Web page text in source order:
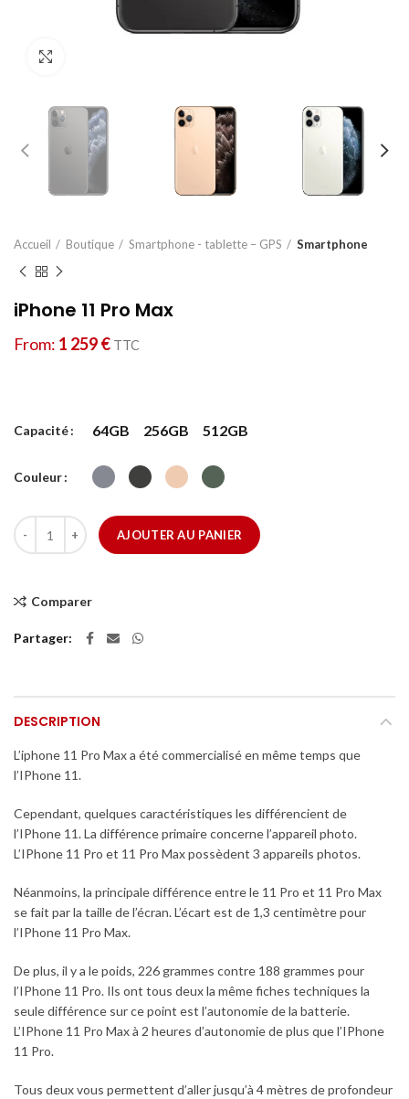
Accueil Boutique Smartphone - tablette – GPS Smartphone
iPhone 11 Pro Max
From: 1 259€ TTC
Capacité 64GB 256GB 512GB
Couleur
quantité de iPhone 11 Pro Max
AJOUTER AU PANIER
Comparer
Partager
DESCRIPTION
L’iphone 11 Pro Max a été commercialisé en même temps que
l’IPhone 11.
Cependant, quelques caractéristiques les différencient de
l’IPhone 11. La différence primaire concerne l’appareil photo.
L’IPhone 11 Pro et 11 Pro Max possèdent 3 appareils photos.
Néanmoins, la principale différence entre le 11 Pro et 11 Pro Max
se fait par la taille de l’écran. L’écart est de 1,3 centimètre pour
l’IPhone 11 Pro Max.
De plus, il y a le poids, 226 grammes contre 188 grammes pour
l’IPhone 11 Pro. Ils ont tous deux la même fiches techniques la
seule différence sur ce point est l’autonomie de la batterie.
L’IPhone 11 Pro Max à 2 heures d’autonomie de plus que l’IPhone
11 Pro.
Tous deux vous permettent d’aller jusqu’à 4 mètres de profondeur